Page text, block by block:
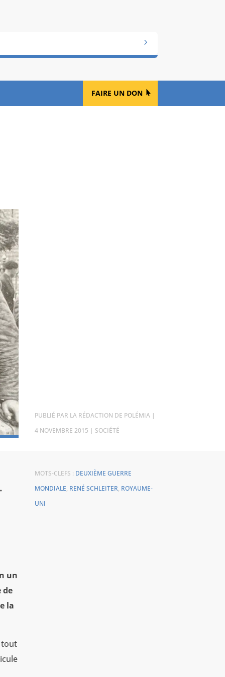
FAIRE UN DON
PAR LA RÉDACTION DE POLÉMIA |
4 NOVEMBRE 2015 | SOCIÉTÉ
un
de
la
tout
MOTS-CLEFS : DEUXIÈME GUERRE
MONDIALE, RENÉ SCHLEITER, ROYAUME-
UNI